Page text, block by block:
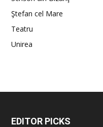
Ştefan cel Mare
Teatru
Unirea
EDITOR PICKS